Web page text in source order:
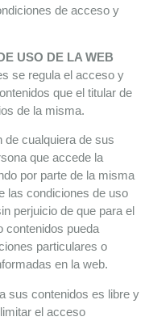
de acceso y
USO DE LA WEB
se regula el acceso y
que el titular de
de la misma.
de cualquiera de sus
que accede la
por parte de la misma
las condiciones de uso
perjuicio de que para el
contenidos pueda
particulares o
en la web.
sus contenidos es libre y
el acceso